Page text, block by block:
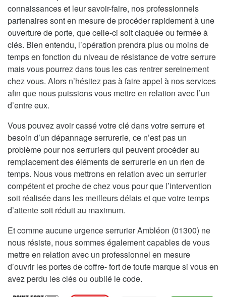
connaissances et leur savoir-faire, nos professionnels
partenaires sont en mesure de procéder rapidement à une
ouverture de porte, que celle-ci soit claquée ou fermée à
clés. Bien entendu, l’opération prendra plus ou moins de
temps en fonction du niveau de résistance de votre serrure
mais vous pourrez dans tous les cas rentrer sereinement
chez vous. Alors n’hésitez pas à faire appel à nos services
afin que nous puissions vous mettre en relation avec l’un
d’entre eux.
Vous pouvez avoir cassé votre clé dans votre serrure et
besoin d’un dépannage serrurerie, ce n’est pas un
problème pour nos serruriers qui peuvent procéder au
remplacement des éléments de serrurerie en un rien de
temps. Nous vous mettrons en relation avec un serrurier
compétent et proche de chez vous pour que l’intervention
soit réalisée dans les meilleurs délais et que votre temps
d’attente soit réduit au maximum.
Et comme aucune urgence serrurier Ambléon (01300) ne
nous résiste, nous sommes également capables de vous
mettre en relation avec un professionnel en mesure
d’ouvrir les portes de coffre- fort de toute marque si vous en
avez perdu les clés ou oublié le code.